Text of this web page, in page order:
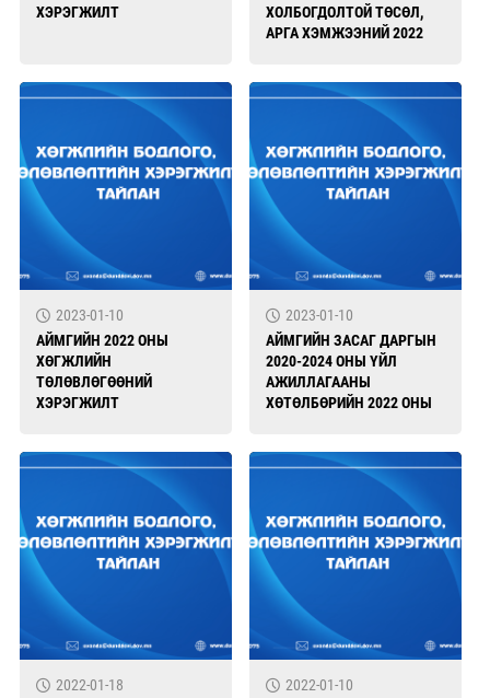
ХЭРЭГЖИЛТ
ХОЛБОГДОЛТОЙ ТӨСӨЛ,
АРГА ХЭМЖЭЭНИЙ 2022
2023-01-10
АЙМГИЙН 2022 ОНЫ
ХӨГЖЛИЙН
ТӨЛӨВЛӨГӨӨНИЙ
ХЭРЭГЖИЛТ
2023-01-10
АЙМГИЙН ЗАСАГ ДАРГЫН
2020-2024 ОНЫ ҮЙЛ
АЖИЛЛАГААНЫ
ХӨТӨЛБӨРИЙН 2022 ОНЫ
2022-01-18
2022-01-10